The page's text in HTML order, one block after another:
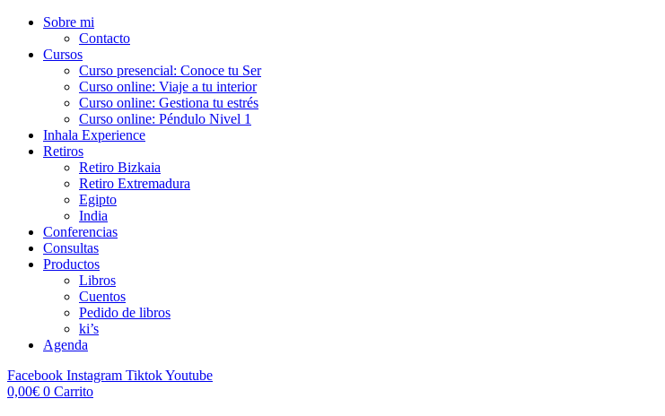
Sobre mi
Contacto
Cursos
Curso presencial: Conoce tu Ser
Curso online: Viaje a tu interior
Curso online: Gestiona tu estrés
Curso online: Péndulo Nivel 1
Inhala Experience
Retiros
Retiro Bizkaia
Retiro Extremadura
Egipto
India
Conferencias
Consultas
Productos
Libros
Cuentos
Pedido de libros
ki’s
Agenda
Facebook Instagram TiktokYoutube
0,00€ 0 Carrito